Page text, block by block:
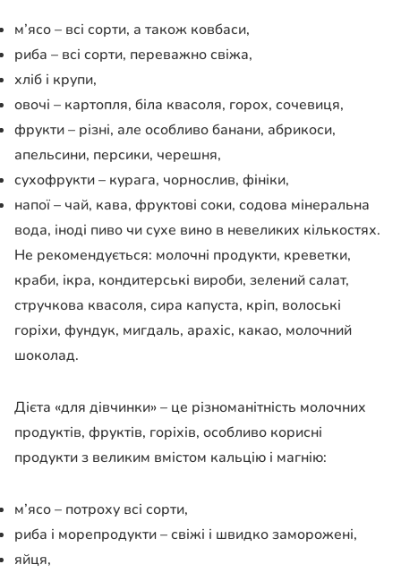
м’ясо – всі сорти, а також ковбаси,
риба – всі сорти, переважно свіжа,
хліб і крупи,
овочі – картопля, біла квасоля, горох, сочевиця,
фрукти – різні, але особливо банани, абрикоси,
апельсини, персики, черешня,
сухофрукти – курага, чорнослив, фініки,
напої – чай, кава, фруктові соки, содова мінеральна
вода, іноді пиво чи сухе вино в невеликих кількостях.
Не рекомендується: молочні продукти, креветки,
краби, ікра, кондитерські вироби, зелений салат,
стручкова квасоля, сира капуста, кріп, волоські
горіхи, фундук, мигдаль, арахіс, какао, молочний
шоколад.
Дієта «для дівчинки» – це різноманітність молочних
продуктів, фруктів, горіхів, особливо корисні
продукти з великим вмістом кальцію і магнію:
м’ясо – потроху всі сорти,
риба і морепродукти – свіжі і швидко заморожені,
яйця,